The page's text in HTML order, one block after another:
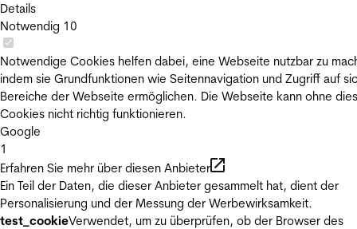
Details
Notwendig 10
Notwendige Cookies helfen dabei, eine Webseite nutzbar zu
indem sie Grundfunktionen wie Seitennavigation und Zugriff auf
Bereiche der Webseite ermöglichen. Die Webseite kann ohne
Cookies nicht richtig funktionieren.
Google
1
Erfahren Sie mehr über diesen Anbieter
Ein Teil der Daten, die dieser Anbieter gesammelt hat, dient der
Personalisierung und der Messung der Werbewirksamkeit.
test_cookieVerwendet, um zu überprüfen, ob der Browser des